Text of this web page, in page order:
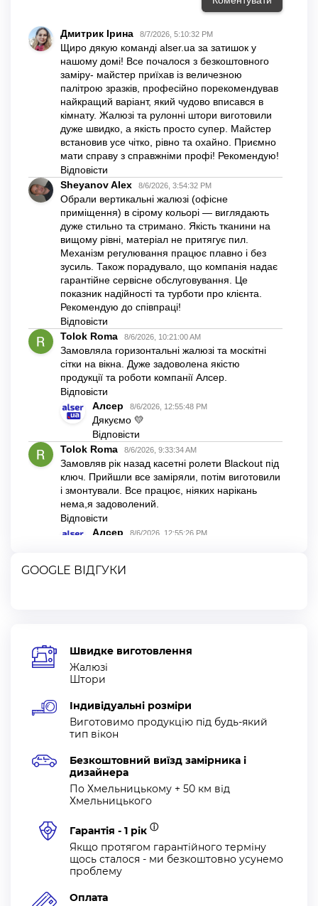
Через Приват24
Покупка частинами під 0% від monobank
Криптовалютою (USDT, BTC, SOL, ETH, FDUSD, USDC,
BNB, POL)
GOOGLE ВІДГУКИ
Швидке виготовлення
Жалюзі
Штори
Індивідуальні розміри
Виготовимо продукцію під будь-який
тип вікон
Безкоштовний виїзд замірника і
дизайнера
По Хмельницькому + 50 км від
Хмельницького
Гарантія - 1 рік ⓘ
Якщо протягом гарантійного терміну
щось сталося - ми безкоштовно усунемо
проблему
Оплата